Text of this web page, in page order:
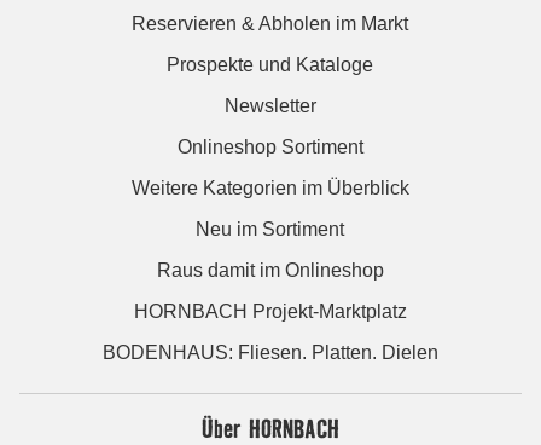
Reservieren & Abholen im Markt
Prospekte und Kataloge
Newsletter
Onlineshop Sortiment
Weitere Kategorien im Überblick
Neu im Sortiment
Raus damit im Onlineshop
HORNBACH Projekt-Marktplatz
BODENHAUS: Fliesen. Platten. Dielen
Über HORNBACH